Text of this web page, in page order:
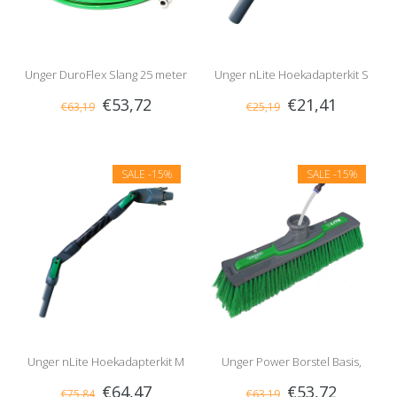
Unger DuroFlex Slang 25 meter
€63,19 €53,72
Unger nLite Hoekadapterkit S
€25,19 €21,41
SALE -15%
Unger nLite Hoekadapterkit M
€64,47
SALE -15%
Unger Power Borstel Basis,
€53,72